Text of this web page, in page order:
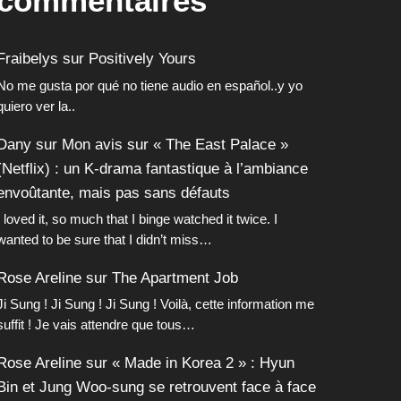
Fraibelys sur Positively Yours
me gusta por qué no tiene audio en español..y yo
ver la..
sur Mon avis sur « The East Palace »
: un K-drama fantastique à l’ambiance
mais pas sans défauts
I loved it, so much that I binge watched it twice. I
to be sure that I didn’t miss…
Areline sur The Apartment Job
Sung ! Ji Sung ! Ji Sung ! Voilà, cette information me
! Je vais attendre que tous…
Rose Areline sur « Made in Korea 2 » : Hyun
Bin et Jung Woo-sung se retrouvent face à face